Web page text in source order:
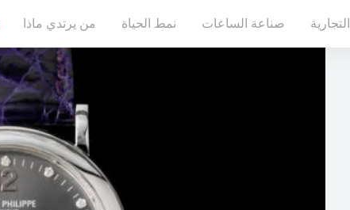
صناعة الساعات نمط الحياة من يرتدي ماذا